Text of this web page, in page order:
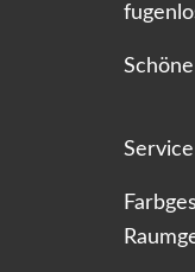
Service